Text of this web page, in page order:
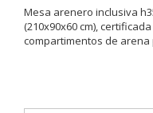
Mesa arenero inclusiva
(210x90x60 cm),
compartimentos de